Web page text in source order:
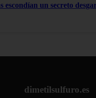
escondían un secreto
dimetilsulfuro.es